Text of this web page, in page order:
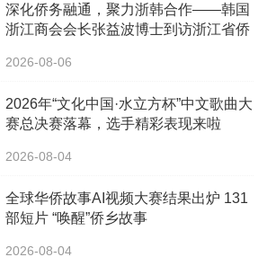
深化侨务融通，聚力浙韩合作——韩国
浙江商会会长张益波博士到访浙江省侨
2026-08-06
2026年“文化中国·水立方杯”中文歌曲大
赛总决赛落幕，选手精彩表现来啦
2026-08-04
全球华侨故事AI视频大赛结果出炉 131
部短片 “唤醒”侨乡故事
2026-08-04